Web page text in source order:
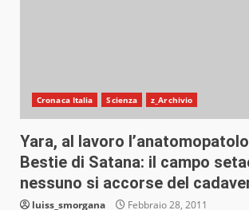
Cronaca Italia Scienza z_Archivio
Yara, al lavoro
Bestie di Satana: il campo
nessuno si accorse del
luiss_smorgana Febbraio 28, 2011